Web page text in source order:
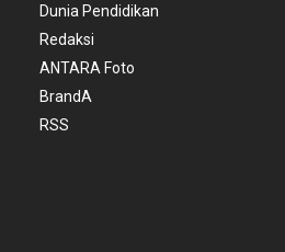
Dunia Pendidikan
Redaksi
ANTARA Foto
BrandA
RSS